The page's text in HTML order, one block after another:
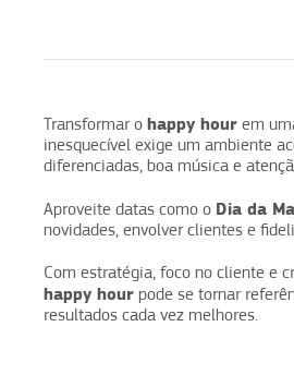
Transformar o happy hour em
inesquecível exige um ambiente
diferenciadas, boa música e
Aproveite datas como o Dia da
novidades, envolver clientes e
Com estratégia, foco no cliente e
happy hour pode se tornar
resultados cada vez melhores.